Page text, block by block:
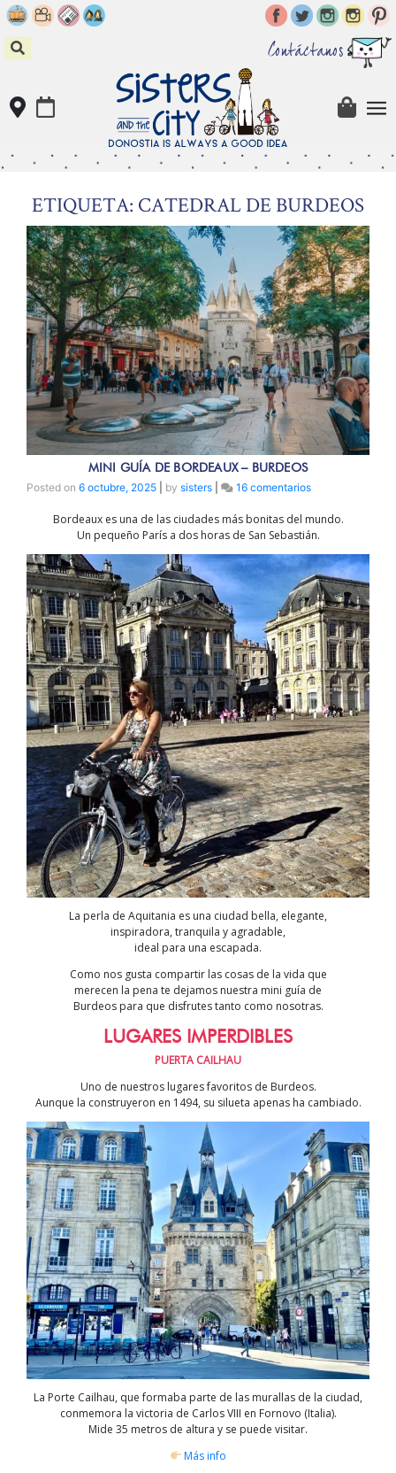
Skip
to
content
Contáctanos
ETIQUETA: CATEDRAL DE BURDEOS
MINI GUÍA DE BORDEAUX – BURDEOS
Posted on 6 octubre, 2025 by sisters 16 comentariosen
GUÍA
DE
–
BURDEOS
Bordeaux es una de las ciudades más bonitas del mundo.
Un pequeño París a dos horas de San Sebastián.
La perla de Aquitania es una ciudad bella, elegante,
inspiradora, tranquila y agradable,
ideal para una escapada.
Como nos gusta compartir las cosas de la vida que
merecen la pena te dejamos nuestra mini guía de
Burdeos para que disfrutes tanto como nosotras.
LUGARES IMPERDIBLES
PUERTA CAILHAU
Uno de nuestros lugares favoritos de Burdeos.
Aunque la construyeron en 1494, su silueta apenas ha cambiado.
La Porte Cailhau, que formaba parte de las murallas de la ciudad,
conmemora la victoria de Carlos VIII en Fornovo (Italia).
Mide 35 metros de altura y se puede visitar.
Más info